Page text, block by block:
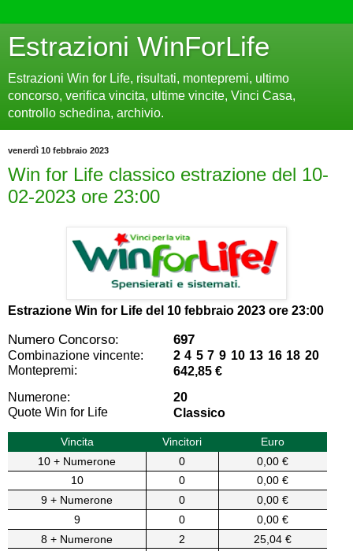
Estrazioni WinForLife
Estrazioni Win for Life, risultati, montepremi, ultimo
concorso, verifica vincita, ultime vincite, Vinci Casa,
controllo schedina, archivio.
venerdì 10 febbraio 2023
Win for Life classico estrazione del 10-
02-2023 ore 23:00
Estrazione Win for Life del 10 febbraio 2023 ore 23:00
Numero Concorso: 697
Combinazione vincente:
2 4 5 7 9 10 13 16 18 20
Montepremi:
642,85 €
Numerone:
20
Quote Win for Life
Classico
Vincita Vincitori
Euro
10 + Numerone
0
0,00 €
10
0
0,00 €
9 + Numerone
0
0,00 €
9
0
0,00 €
8 + Numerone
2
25,04 €